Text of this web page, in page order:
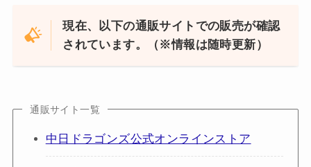
現在、以下の通販サイトでの販売が確認
されています。（※情報は随時更新）
通販サイト一覧
中日ドラゴンズ公式オンラインストア